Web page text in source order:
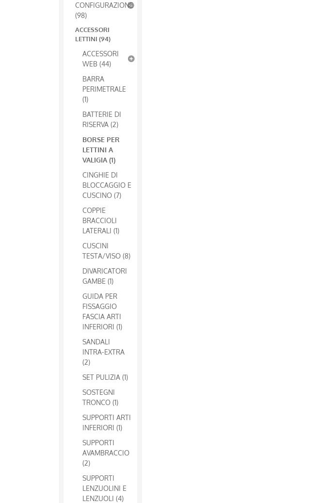
CONFIGURAZIONE
(98)
ACCESSORI
LETTINI (94)
ACCESSORI
WEB (44)
BARRA
PERIMETRALE
(1)
BATTERIE DI
RISERVA (2)
BORSE PER
LETTINI A
VALIGIA (1)
CINGHIE DI
BLOCCAGGIO E
CUSCINO (7)
COPPIE
BRACCIOLI
LATERALI (1)
CUSCINI
TESTA/VISO (8)
DIVARICATORI
GAMBE (1)
GUIDA PER
FISSAGGIO
FASCIA ARTI
INFERIORI (1)
SANDALI
INTRA-EXTRA
(2)
SET PULIZIA (1)
SOSTEGNI
TRONCO (1)
SUPPORTI ARTI
INFERIORI (1)
SUPPORTI
AVAMBRACCIO
(2)
SUPPORTI
LENZUOLINI E
LENZUOLI (4)